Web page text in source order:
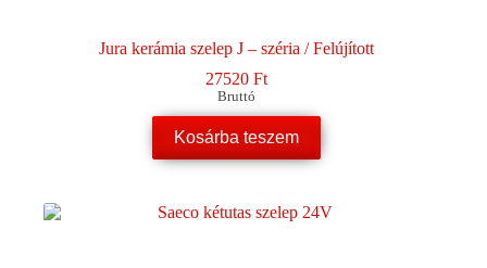
Jura kerámia szelep J – széria / Felújított
27520 Ft
Bruttó
Kosárba teszem